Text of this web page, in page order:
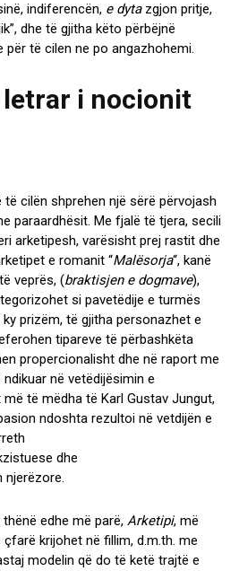
indiferencën, e dytazgjon pritje,
dhe të gjitha këto përbëjnë
për të cilen ne po angazhohemi.
i nocionit
cilën shprehen një sërë përvojash
paraardhësit. Me fjalë të tjera, secili
arketipesh, varësisht prej rastit dhe
e romanit “Malësorja“, kanë
veprës, (braktisjen e dogmave),
si pavetëdije e turmës
ky prizëm, të gjitha personazhet e
tipareve të përbashkëta
propercionalisht dhe në raport me
në vetëdijësimin e
të mëdha të Karl Gustav Jungut,
ndoshta rezultoi në vetdijën e
dhe
njerëzore.
edhe më parë, Arketipi, më
krijohet në fillim, d.m.th. me
modelin që do të ketë trajtë e